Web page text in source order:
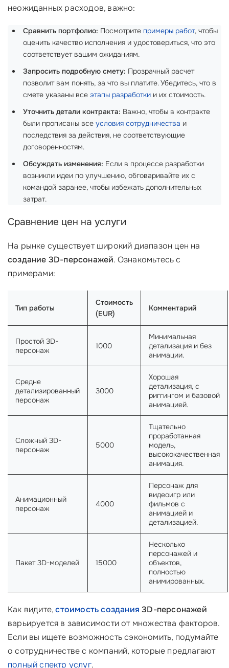
неожиданных расходов, важно:
Сравнить портфолио: Посмотрите примеры работ, чтобы
оценить качество исполнения и удостовериться, что это
соответствует вашим ожиданиям.
Запросить подробную смету: Прозрачный расчет
позволит вам понять, за что вы платите. Убедитесь, что в
смете указаны все этапы разработки и их стоимость.
Уточнить детали контракта: Важно, чтобы в контракте
были прописаны все условия сотрудничества и
последствия за действия, не соответствующие
договоренностям.
Обсуждать изменения: Если в процессе разработки
возникли идеи по улучшению, обговаривайте их с
командой заранее, чтобы избежать дополнительных
затрат.
Сравнение цен на услуги
На рынке существует широкий диапазон цен на
создание 3D-персонажей. Ознакомьтесь с
примерами:
Тип работы
Стоимость
(EUR)
Комментарий
Простой 3D-
персонаж
1000
Минимальная
детализация и без
анимации.
Средне
детализированный
персонаж
3000
Хорошая
детализация, с
риггингом и базовой
анимацией.
Сложный 3D-
персонаж
5000
Тщательно
проработанная
модель,
высококачественная
анимация.
Анимационный
персонаж
4000
Персонаж для
видеоигр или
фильмов с
анимацией и
детализацией.
Пакет 3D-моделей 15000
Несколько
персонажей и
объектов,
полностью
анимированных.
Как видите,стоимость создания 3D-персонажей
варьируется в зависимости от множества факторов.
Если вы ищете возможность сэкономить, подумайте
о сотрудничестве с компаний, которые предлагают
полный спектр услуг.